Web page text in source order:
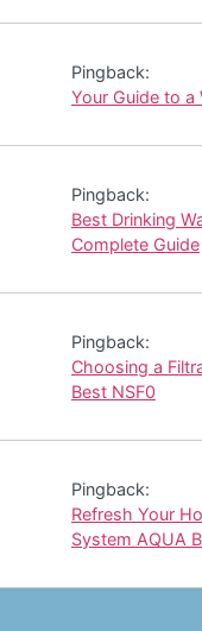
Pingback:
Your Guide to a
Pingback:
Best Drinking
Complete Guide
Pingback:
Choosing a
Best NSF0
Pingback:
Refresh Your
System AQUA